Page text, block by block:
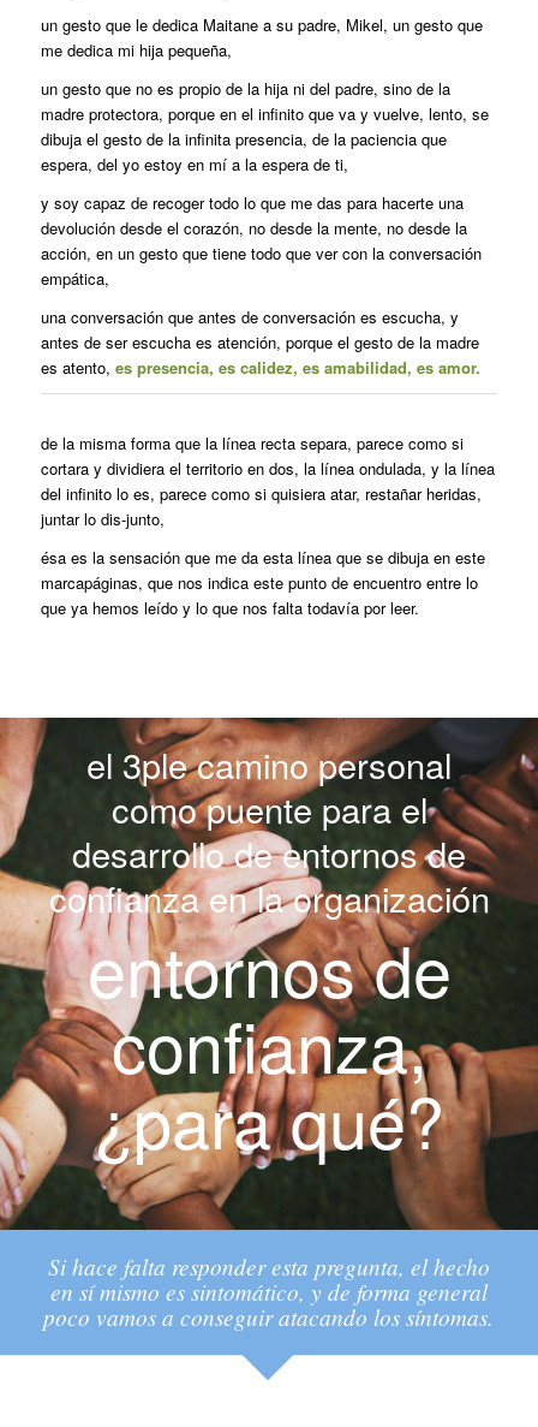
un gesto que le dedica Maitane a su padre, Mikel, un gesto que
me dedica mi hija pequeña,
un gesto que no es propio de la hija ni del padre, sino de la
madre protectora, porque en el infinito que va y vuelve, lento, se
dibuja el gesto de la infinita presencia, de la paciencia que
espera, del yo estoy en mí a la espera de ti,
y soy capaz de recoger todo lo que me das para hacerte una
devolución desde el corazón, no desde la mente, no desde la
acción, en un gesto que tiene todo que ver con la conversación
empática,
una conversación que antes de conversación es escucha, y
antes de ser escucha es atención, porque el gesto de la madre
es atento, es presencia, es calidez, es amabilidad, es amor.
de la misma forma que la línea recta separa, parece como si
cortara y dividiera el territorio en dos, la línea ondulada, y la línea
del infinito lo es, parece como si quisiera atar, restañar heridas,
juntar lo dis-junto,
ésa es la sensación que me da esta línea que se dibuja en este
marcapáginas, que nos indica este punto de encuentro entre lo
que ya hemos leído y lo que nos falta todavía por leer.
el 3ple camino personal
como puente para el
desarrollo de entornos de
confianza en la organización
entornos de
confianza,
¿para qué?
Si hace falta responder esta pregunta, el hecho
en sí mismo es sintomático, y de forma general
poco vamos a conseguir atacando los síntomas.